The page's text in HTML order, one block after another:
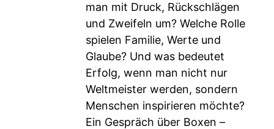
man mit Druck, Rückschlägen
und Zweifeln um? Welche Rolle
spielen Familie, Werte und
Glaube? Und was bedeutet
Erfolg, wenn man nicht nur
Weltmeister werden, sondern
Menschen inspirieren möchte?
Ein Gespräch über Boxen –